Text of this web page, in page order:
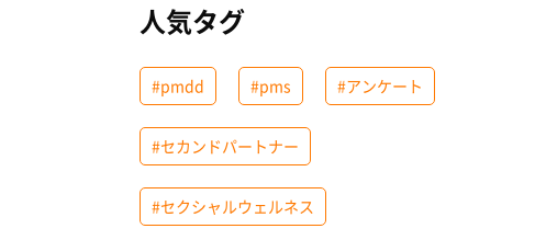
人気タグ
#pmdd #pms #アンケート
#セカンドパートナー
#セクシャルウェルネス